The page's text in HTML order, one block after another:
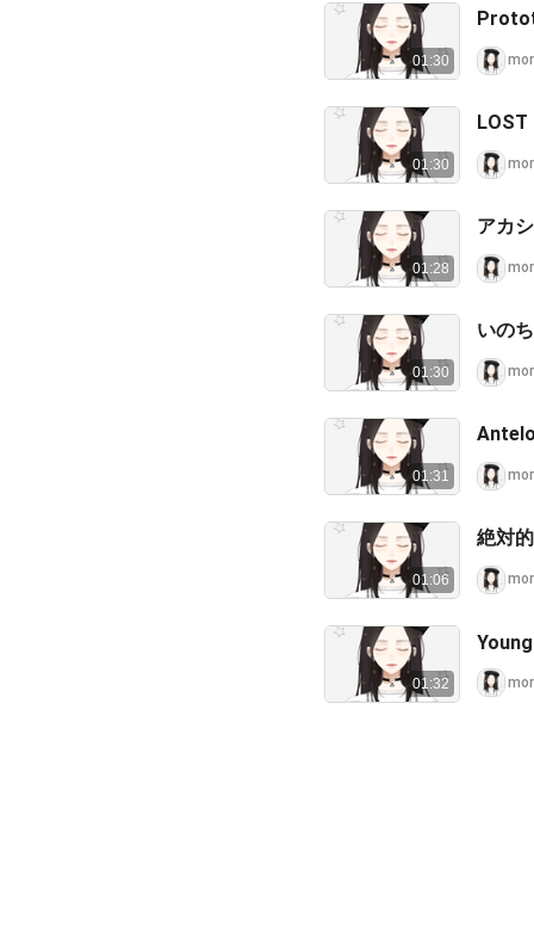
01:30
01:30
LOST
01:28
アカ
01:30
いの
01:31
01:06
絶対
01:32